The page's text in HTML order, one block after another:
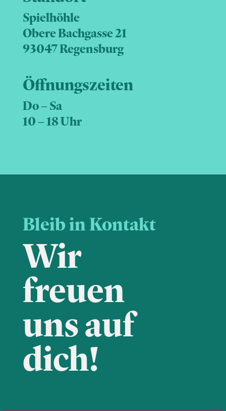
Spielhöhle
Obere Bachgasse 21
93047 Regensburg
Öffnungszeiten
Do – Sa
10 – 18 Uhr
Bleib in Kontakt
Wir
freuen
uns auf
dich!